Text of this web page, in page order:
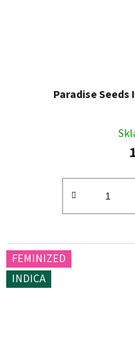
Paradise
FEMINIZED
INDICA